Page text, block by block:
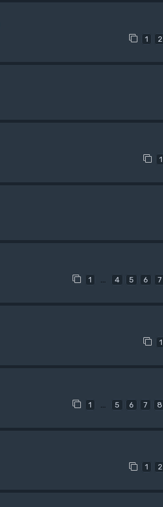
1 2
1
1 … 4 5 6 7
1
1 … 5 6 7 8
1 2